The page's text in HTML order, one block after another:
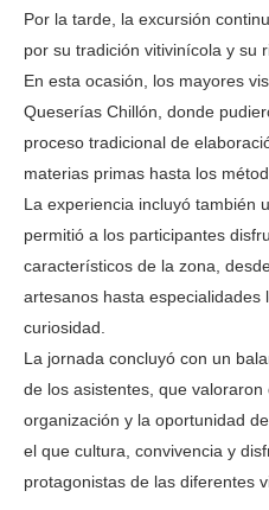
Por la tarde, la excursión
por su tradición vitivinícola y su
En esta ocasión, los mayores
Queserías Chillón, donde
proceso tradicional de
materias primas hasta los
La experiencia incluyó también
permitió a los participantes
característicos de la zona,
artesanos hasta especialidades
curiosidad.
La jornada concluyó con un
de los asistentes, que
organización y la oportunidad
el que cultura, convivencia y
protagonistas de las diferentes